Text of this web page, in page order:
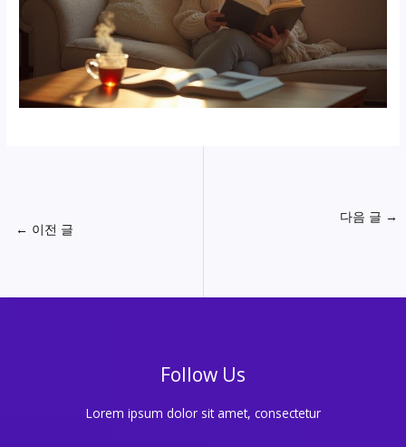
← 이전 글
다음 글 →
Follow Us
Lorem ipsum dolor sit amet, consectetur